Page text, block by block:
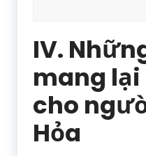
IV.
mang
cho
Hỏa